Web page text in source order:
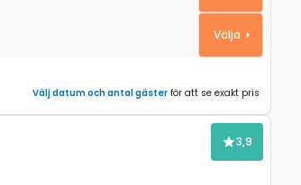
Välja
Välj datum och antal gäster för att se exakt pris
3,9